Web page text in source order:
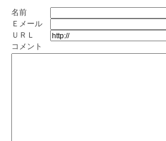
名前
Ｅメール
ＵＲＬ
コメント